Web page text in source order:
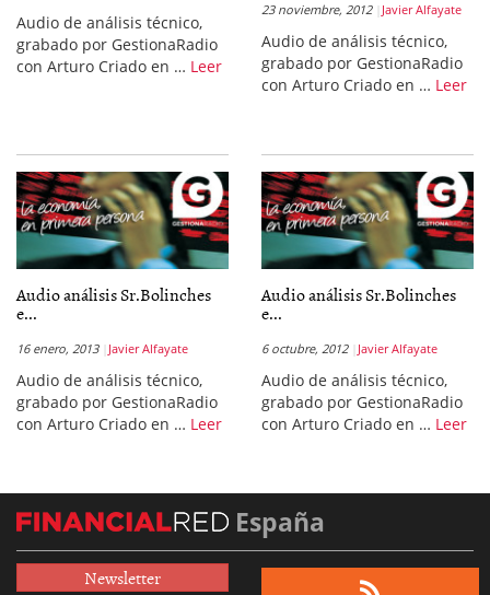
Audio de análisis técnico,
grabado por GestionaRadio
con Arturo Criado en … Leer
23 noviembre, 2012 Javier Alfayate
Audio de análisis técnico,
grabado por GestionaRadio
con Arturo Criado en … Leer
Audio análisis Sr.Bolinches
e...
16 enero, 2013 Javier Alfayate
Audio de análisis técnico,
grabado por GestionaRadio
con Arturo Criado en … Leer
Audio análisis Sr.Bolinches
e...
6 octubre, 2012 Javier Alfayate
Audio de análisis técnico,
grabado por GestionaRadio
con Arturo Criado en … Leer
España
Newsletter